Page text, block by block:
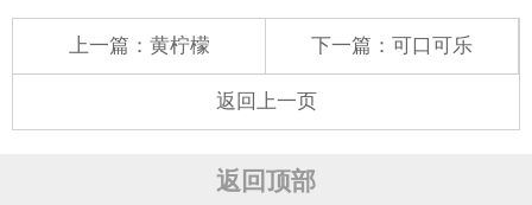
上一篇： 黄柠檬 下一篇： 可口可乐
返回上一页
返回顶部